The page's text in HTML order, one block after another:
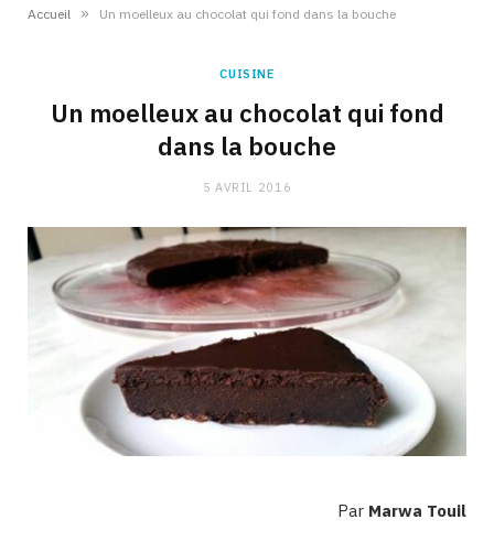
Accueil » Un moelleux au chocolat qui fond dans la bouche
CUISINE
Un moelleux au chocolat qui fond
dans la bouche
5 AVRIL 2016
Par Marwa Touil